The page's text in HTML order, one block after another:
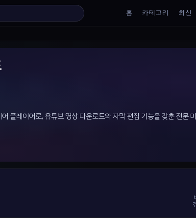
홈 카테고리 최신
플레이어로, 유튜브 영상 다운로드와 자막 편집 기능을 갖춘 전문